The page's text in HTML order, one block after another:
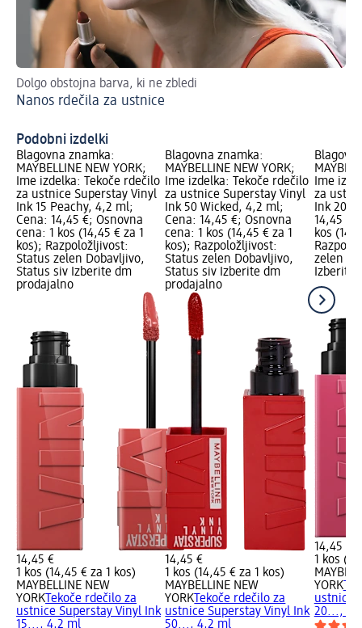
Dolgo obstojna barva, ki ne zbledi
Nanos rdečila za ustnice
Podobni izdelki
Blagovna znamka:
MAYBELLINE NEW YORK;
Ime izdelka: Tekoče rdečilo
za ustnice Superstay Vinyl
Ink 15 Peachy, 4,2 ml;
Cena: 14,45 €; Osnovna
cena: 1 kos (14,45 € za 1
kos); Razpoložljivost:
Status zelen Dobavljivo,
Status siv Izberite dm
prodajalno
14,45 €
1 kos (14,45 € za 1 kos)
MAYBELLINE NEW
YORK Tekoče rdečilo za
ustnice Superstay Vinyl Ink
15..., 4,2 ml
Blagovna znamka:
MAYBELLINE NEW YORK;
Ime izdelka: Tekoče rdečilo
za ustnice Superstay Vinyl
Ink 50 Wicked, 4,2 ml;
Cena: 14,45 €; Osnovna
cena: 1 kos (14,45 € za 1
kos); Razpoložljivost:
Status zelen Dobavljivo,
Status siv Izberite dm
prodajalno
14,45 €
1 kos (14,45 € za 1 kos)
MAYBELLINE NEW
YORK Tekoče rdečilo za
ustnice Superstay Vinyl Ink
50..., 4,2 ml
Ime
za
Ink 20
14,45 €;
kos
zelen
Izberite
14,45 €
1 kos
YORK
ustnice
20...,